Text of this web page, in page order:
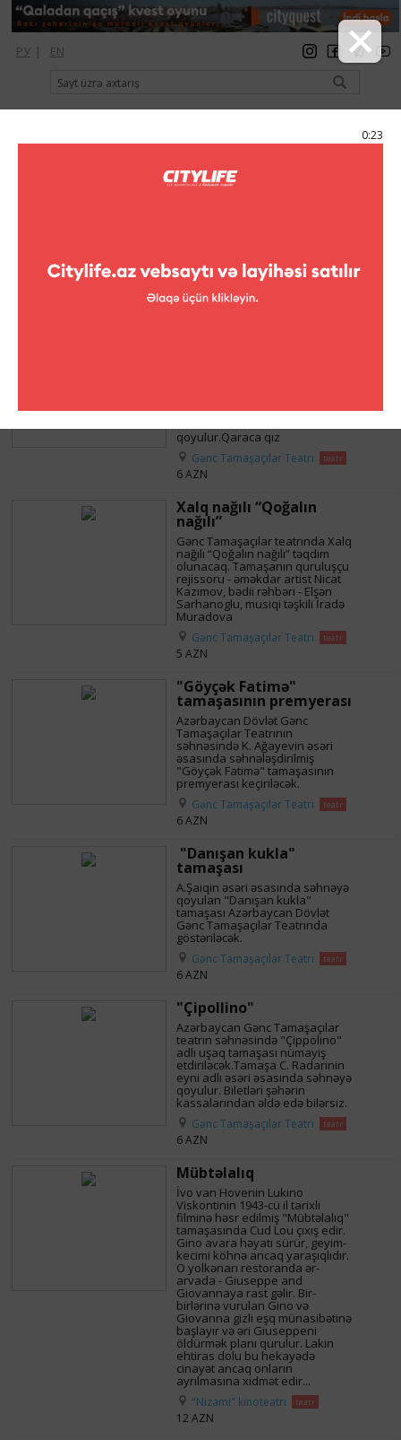
0:22
РУ | EN
qeydiyyat giriş Citylife Magazine
Axundov və Abdulla Şaiqin eyni
qoyulur.Qaraca qız
Gənc Tamaşaçılar Teatrı teatr
6 AZN
Xalq nağılı “Qoğalın
nağılı”
Gənc Tamaşaçılar teatrında Xalq
nağılı “Qoğalın nağılı” təqdim
olunacaq. Tamaşanın quruluşçu
rejissoru - əməkdar artist Nicat
Kazımov, bədii rəhbəri - Elşən
Sarhanoglu, musiqi təşkili İradə
Muradova
Gənc Tamaşaçılar Teatrı teatr
5 AZN
"Göyçək Fatimə"
tamaşasının premyerası
Azərbaycan Dövlət Gənc
Tamaşaçılar Teatrının
səhnəsində K. Ağayevin əsəri
əsasında səhnələşdirilmiş
"Göyçək Fatimə" tamaşasının
premyerası keçiriləcək.
Gənc Tamaşaçılar Teatrı teatr
6 AZN
"Danışan kukla"
tamaşası
A.Şaiqin əsəri əsasında səhnəyə
qoyulan "Danışan kukla"
tamaşası Azərbaycan Dövlət
Gənc Tamaşaçılar Teatrında
göstəriləcək.
Gənc Tamaşaçılar Teatrı teatr
6 AZN
"Çipollino"
Azərbaycan Gənc Tamaşaçılar
teatrın səhnəsində "Çippolino"
adlı uşaq tamaşası nümayiş
etdiriləcək.Tamaşa C. Radarinin
eyni adlı əsəri əsasında səhnəyə
qoyulur. Biletləri şəhərin
kassalarından əldə edə bilərsiz.
Gənc Tamaşaçılar Teatrı teatr
6 AZN
Mübtəlalıq
İvo van Hovenin Lukino
Viskontinin 1943-cü il tarixli
filminə həsr edilmiş "Mübtəlalıq"
tamaşasında Cud Lou çıxış edir.
Gino avara həyatı sürür, geyim-
kecimi köhnə ancaq yaraşıqlıdır.
O yolkənarı restoranda ər-
arvada - Giuseppe and
Giovannaya rast gəlir. Bir-
birlərinə vurulan Gino və
Giovanna gizli eşq münasibətinə
başlayır və əri Giuseppeni
öldürmək planı qurulur. Lakin
ehtiras dolu bu hekayədə
cinayət ancaq onların
ayrılmasına xidmət edir...
"Nizami" kinoteatrı teatr
12 AZN